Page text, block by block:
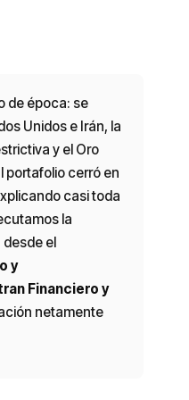
de época: se
Unidos e Irán, la
y el Oro
portafolio cerró en
casi toda
la
el
y
Financiero y
netamente